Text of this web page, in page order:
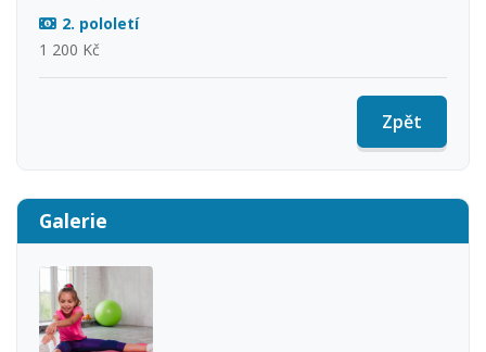
2. pololetí
1 200 Kč
Zpět
Galerie